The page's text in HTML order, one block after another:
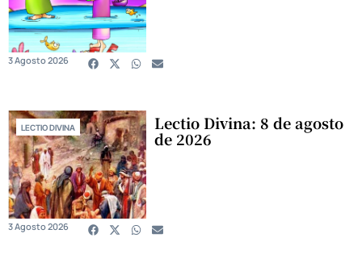
3 Agosto 2026
LECTIO DIVINA Lectio Divina: 8 de agosto
de 2026
3 Agosto 2026